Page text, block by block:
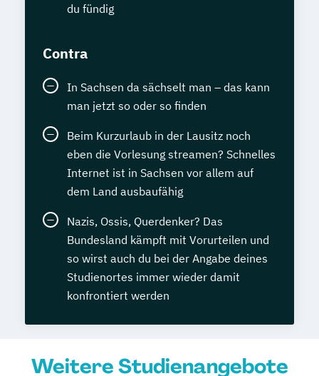
du fündig
Contra
In Sachsen da sächselt man – das kann
man jetzt so oder so finden
Beim Kurzurlaub in der Lausitz noch
eben die Vorlesung streamen? Schnelles
Internet ist in Sachsen vor allem auf
dem Land ausbaufähig
Nazis, Ossis, Querdenker? Das
Bundesland kämpft mit Vorurteilen und
so wirst auch du bei der Angabe deines
Studienortes immer wieder damit
konfrontiert werden
Weitere Studienangebote